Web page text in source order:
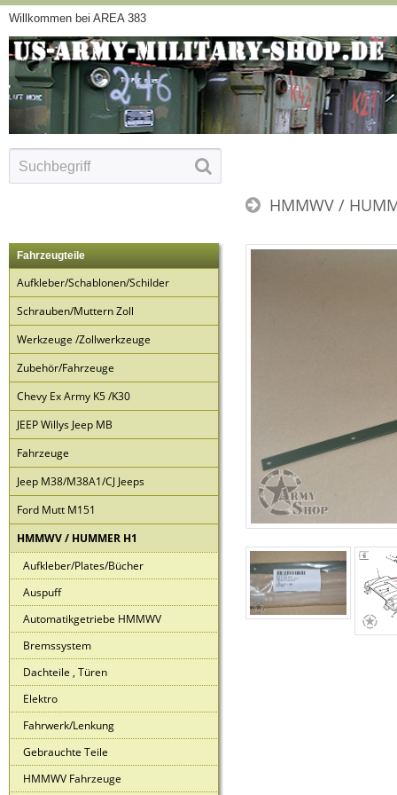
Willkommen bei AREA 383
HMMWV /
Fahrzeugteile
Aufkleber/Schablonen/Schilder
Schrauben/Muttern Zoll
Werkzeuge /Zollwerkzeuge
Zubehör/Fahrzeuge
Chevy Ex Army K5 /K30
JEEP Willys Jeep MB
Fahrzeuge
Jeep M38/M38A1/CJ Jeeps
Ford Mutt M151
HMMWV / HUMMER H1
Aufkleber/Plates/Bücher
Auspuff
Automatikgetriebe HMMWV
Bremssystem
Dachteile , Türen
Elektro
Fahrwerk/Lenkung
Gebrauchte Teile
HMMWV Fahrzeuge